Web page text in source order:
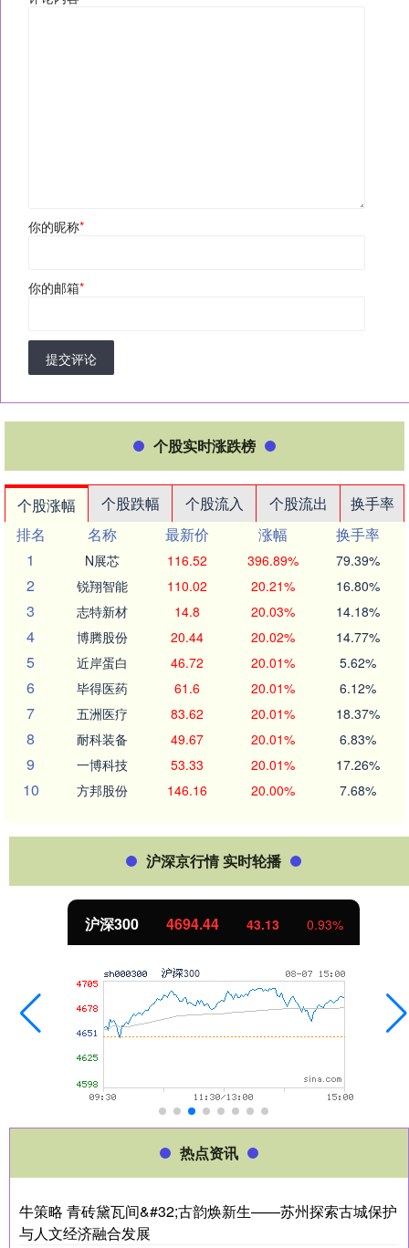
你的昵称*
你的邮箱*
提交评论
个股实时涨跌榜
个股涨幅 个股跌幅 个股流入 个股流出
换手率
排名
名称 最新价 涨幅
换手率
1
N展芯 116.52 396.89% 79.39%
2 锐翔智能 110.02 20.21% 16.80%
3 志特新材 14.8 20.03% 14.18%
4 博腾股份 20.44 20.02% 14.77%
5 近岸蛋白 46.72 20.01% 5.62%
6 毕得医药 61.6 20.01% 6.12%
7 五洲医疗 83.62 20.01% 18.37%
8 耐科装备 49.67 20.01% 6.83%
9 一博科技 53.33 20.01% 17.26%
10 方邦股份 146.16 20.00% 7.68%
沪深京行情 实时轮播
沪深300 4694.44 43.13 0.93%
热点资讯
牛策略 青砖黛瓦间&#32;古韵焕新生——苏州探索古城保护
与人文经济融合发展